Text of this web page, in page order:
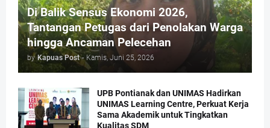
Di Balik Sensus Ekonomi 2026,
Tantangan Petugas dari Penolakan Warga
hingga Ancaman Pelecehan
by Kapuas Post - Kamis, Juni 25, 2026
UPB Pontianak dan UNIMAS Hadirkan
UNIMAS Learning Centre, Perkuat Kerja
Sama Akademik untuk Tingkatkan
Kualitas SDM